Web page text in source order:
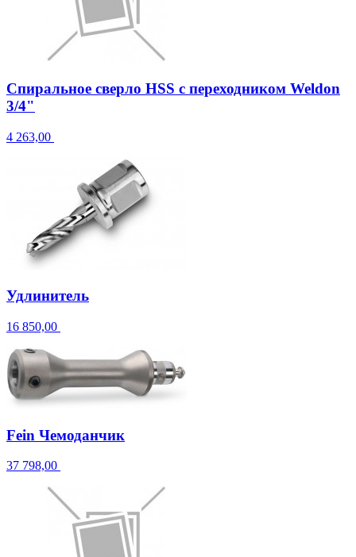
Спиральное сверло HSS с переходником Weldon
3/4"
4 263,00
Удлинитель
16 850,00
Fein Чемоданчик
37 798,00